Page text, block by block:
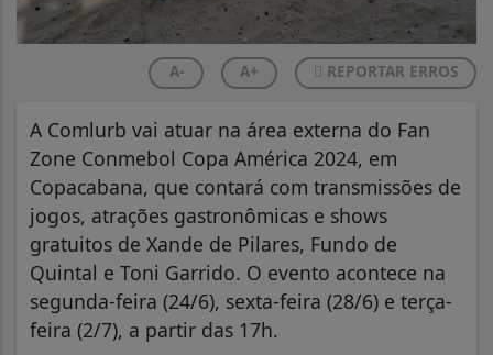
A- A+ REPORTAR ERROS
A Comlurb vai atuar na área externa do Fan
Zone Conmebol Copa América 2024, em
Copacabana, que contará com transmissões de
jogos, atrações gastronômicas e shows
gratuitos de Xande de Pilares, Fundo de
Quintal e Toni Garrido. O evento acontece na
segunda-feira (24/6), sexta-feira (28/6) e terça-
feira (2/7), a partir das 17h.